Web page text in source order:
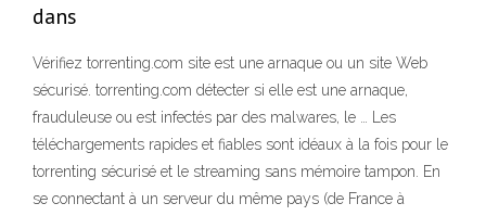
dans
Vérifiez torrenting.com site est une arnaque ou un site Web
sécurisé. torrenting.com détecter si elle est une arnaque,
frauduleuse ou est infectés par des malwares, le … Les
téléchargements rapides et fiables sont idéaux à la fois pour le
torrenting sécurisé et le streaming sans mémoire tampon. En
se connectant à un serveur du même pays (de France à